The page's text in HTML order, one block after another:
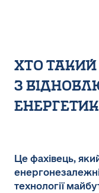
хто
з
Це фахівець,
технології